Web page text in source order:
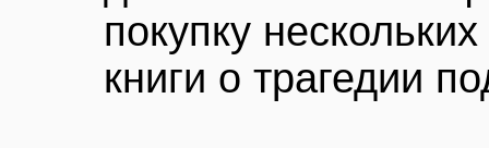
покупку
книги о трагедии